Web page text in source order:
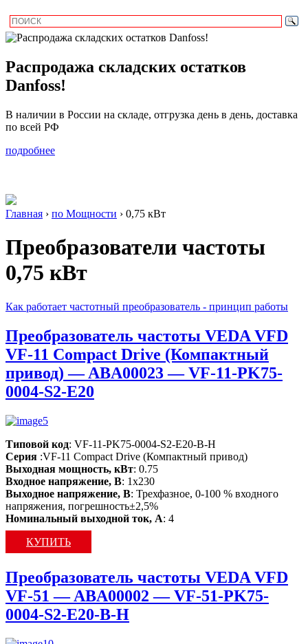
Распродажа складских остатков
Danfoss!
В наличии в России на складе, отгрузка день в день, доставка
по всей РФ
подробнее
Главная › по Мощности › 0,75 кВт
Преобразователи частоты
0,75 кВт
Как работает частотный преобразователь - принцип работы
Преобразователь частоты VEDA VFD
VF-11 Compact Drive (Компактный
привод) — ABA00023 — VF-11-PK75-
0004-S2-E20
Типовой код: VF-11-PK75-0004-S2-E20-B-H
Серия :VF-11 Compact Drive (Компактный привод)
Выходная мощность, кВт: 0.75
Входное напряжение, В: 1х230
Выходное напряжение, В: Трехфазное, 0-100 % входного
напряжения, погрешность±2,5%
Номинальный выходной ток, А: 4
КУПИТЬ
Преобразователь частоты VEDA VFD
VF-51 — ABA00002 — VF-51-PK75-
0004-S2-E20-B-H